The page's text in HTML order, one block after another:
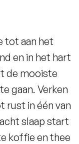
tot aan het
en in het hart
de mooiste
gaan. Verken
rust in één van
slaap start
koffie en thee